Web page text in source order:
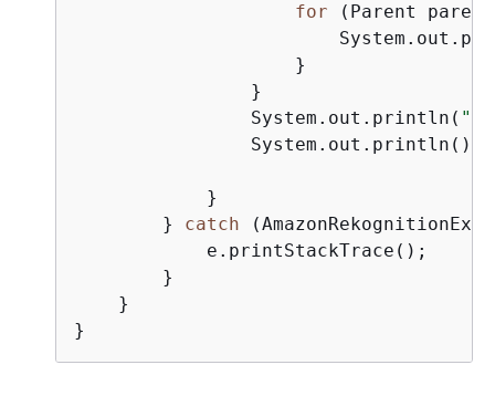
for (Parent
                    }
                }
                System.out.println(
                System.out.println();
            }
        }
catch
            e.printStackTrace();
        }
    }
}